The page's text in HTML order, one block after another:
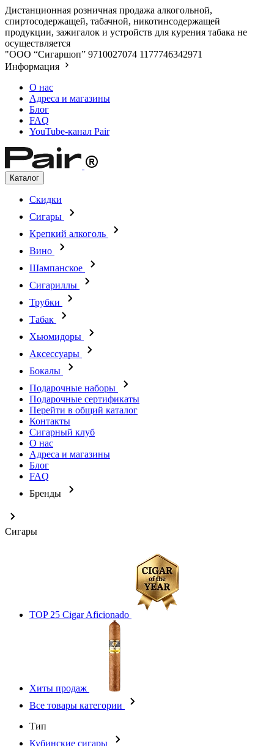
Дистанционная розничная продажа алкогольной,
спиртосодержащей, табачной, никотинсодержащей
продукции, зажигалок и устройств для курения табака не
осуществляется
"ООО “Сигаршоп” 9710027074 1177746342971
Информация
О нас
Адреса и магазины
Блог
FAQ
YouTube-канал Pair
Каталог
Скидки
Сигары
Крепкий алкоголь
Вино
Шампанское
Сигариллы
Трубки
Табак
Хьюмидоры
Аксессуары
Бокалы
Подарочные наборы
Подарочные сертификаты
Перейти в общий каталог
Контакты
Сигарный клуб
О нас
Адреса и магазины
Блог
FAQ
Бренды
Сигары
TOP 25 Cigar Aficionado
Хиты продаж
Все товары категории
Тип
Кубинские сигары